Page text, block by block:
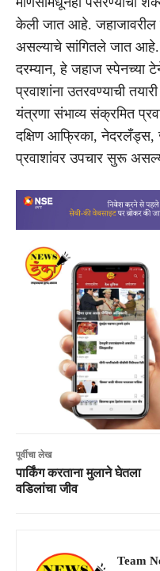
केली जात आहे. जहाजावरील
असल्याचे सांगितले जात आहे.
दरम्यान, हे जहाज स्पेनच्या
प्रवाशांना उतरवण्याची
यंत्रणा संभाव्य संक्रमित
दक्षिण आफ्रिका, नेदरलँड्स,
प्रवाशांवर उपचार सुरू
पूर्वीचा लेख
पार्किंग करताना मुलाने घेतला
वडिलांचा जीव
Team